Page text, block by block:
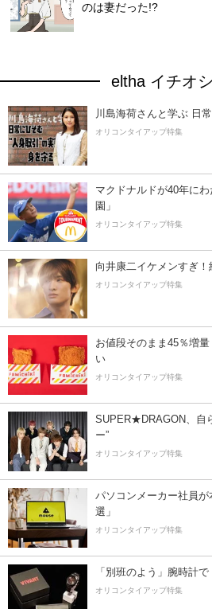
のは妻だった!?
eltha イチオ
川島海荷さんと学ぶ 日
オリコンタイアップ特集
マクドナルドが40年に
園」
オリコンタイアップ特集
向井康二イケメンすぎ！
オリコンタイアップ特集
お値段そのまま45％増
い
オリコンタイアップ特集
SUPER★DRAGON、自
ー”
オリコンタイアップ特集
パソコンメーカー社員
選」
オリコンタイアップ特集
「別班のよう」腕時計
オリコンタイアップ特集